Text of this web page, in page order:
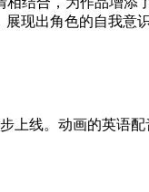
现出角色的自我
上线。动画的英语